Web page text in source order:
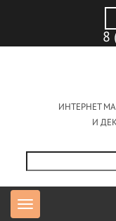
8
ИНТЕРНЕТ
И